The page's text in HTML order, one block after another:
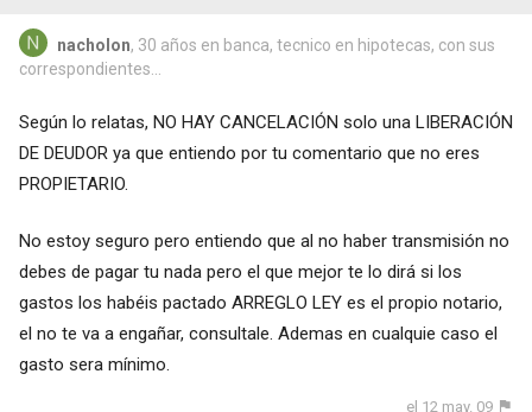
nacholon, 30 años en banca, tecnico en hipotecas, con sus
correspondientes...
Según lo relatas, NO HAY CANCELACIÓN solo una LIBERACIÓN
DE DEUDOR ya que entiendo por tu comentario que no eres
PROPIETARIO.
No estoy seguro pero entiendo que al no haber transmisión no
debes de pagar tu nada pero el que mejor te lo dirá si los
gastos los habéis pactado ARREGLO LEY es el propio notario,
el no te va a engañar, consultale. Ademas en cualquie caso el
gasto sera mínimo.
el 12 may. 09